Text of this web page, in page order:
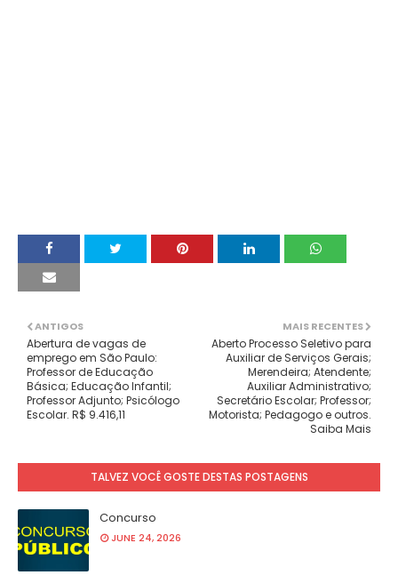
MAIS RECENTES
Aberto Processo Seletivo para
Auxiliar de Serviços Gerais;
Merendeira; Atendente;
Auxiliar Administrativo;
Secretário Escolar; Professor;
Motorista; Pedagogo e outros.
Saiba Mais
ANTIGOS
Abertura de vagas de
emprego em São Paulo:
Professor de Educação
Básica; Educação Infantil;
Professor Adjunto; Psicólogo
Escolar. R$ 9.416,11
TALVEZ VOCÊ GOSTE DESTAS POSTAGENS
Concurso
JUNE 24, 2026